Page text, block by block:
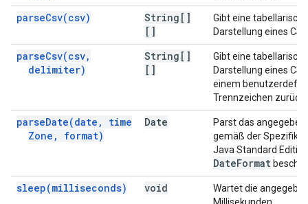
parseCsv(csv)
String[]
[]
Gibt eine
Darstellung eines
parseCsv(csv,
delimiter)
String[]
[]
Gibt eine
Darstellung eines
einem
Trennzeichen zurück.
parseDate(date ,
time
Zone , format)
Date
Parst das
gemäß der
Java Standard
DateFormat
sleep(milliseconds) void
Wartet die